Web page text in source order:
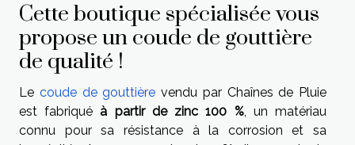
Cette boutique spécialisée vous
propose un coude de gouttière
de qualité !
Le coude de gouttière vendu par Chaînes de Pluie
est fabriqué à partir de zinc 100 %, un matériau
connu pour sa résistance à la corrosion et sa